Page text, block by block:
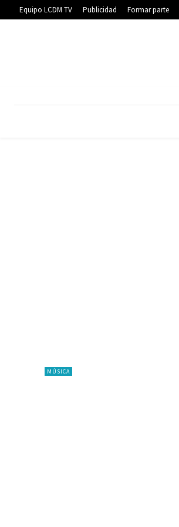
Equipo LCDM TV Publicidad Formar parte
MÚSICA